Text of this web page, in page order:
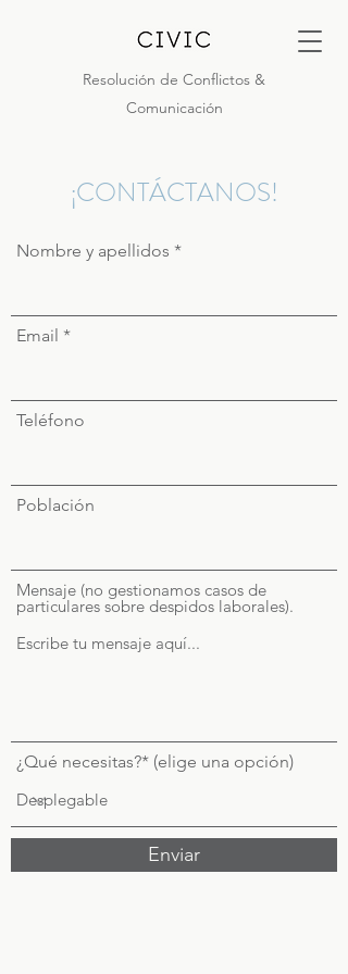
Resolución de Conflictos &
Comunicación
¡CONTÁCTANOS!
Nombre y apellidos
Email
Teléfono
Población
Mensaje (no gestionamos casos de
particulares sobre despidos laborales).
¿Qué necesitas?* (elige una opción)
Enviar